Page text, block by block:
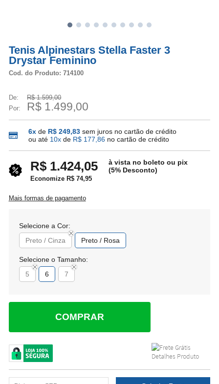
Tenis Alpinestars Stella Faster 3
Drystar Feminino
Cod. do Produto: 714100
De:
R$ 1.599,00
Por:
R$ 1.499,00
6xde R$ 249,83 sem juros no cartão de crédito
ou até 10xde R$ 177,86no cartão de crédito
R$ 1.424,05
à vista no boleto ou pix
(5% Desconto)
Economize R$ 74,95
Mais formas de pagamento
Selecione a Cor:
Preto / Cinza
Preto / Rosa
Selecione o Tamanho:
5
6 7
COMPRAR